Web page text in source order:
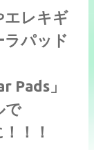
レキギ
パッド
Pads」
で
！！